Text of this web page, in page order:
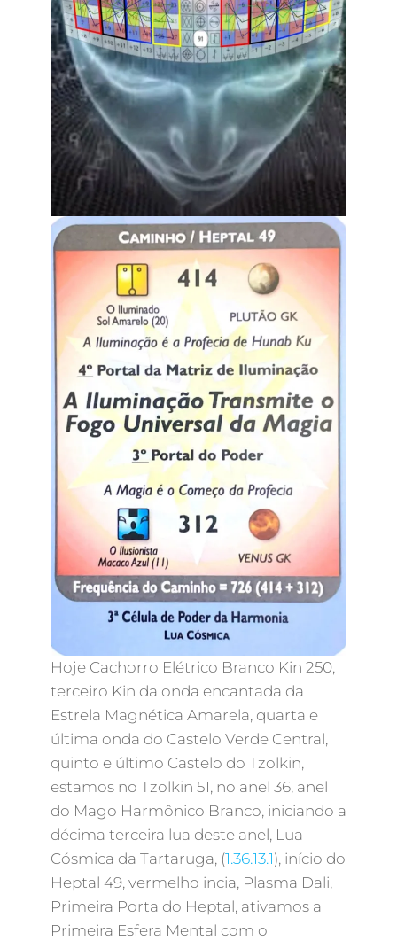
Hoje Cachorro Elétrico Branco Kin 250,
terceiro Kin da onda encantada da
Estrela Magnética Amarela, quarta e
última onda do Castelo Verde Central,
quinto e último Castelo do Tzolkin,
estamos no Tzolkin 51, no anel 36, anel
do Mago Harmônico Branco, iniciando a
décima terceira lua deste anel, Lua
Cósmica da Tartaruga, (1.36.13.1), início do
Heptal 49, vermelho incia, Plasma Dali,
Primeira Porta do Heptal, ativamos a
Primeira Esfera Mental com o